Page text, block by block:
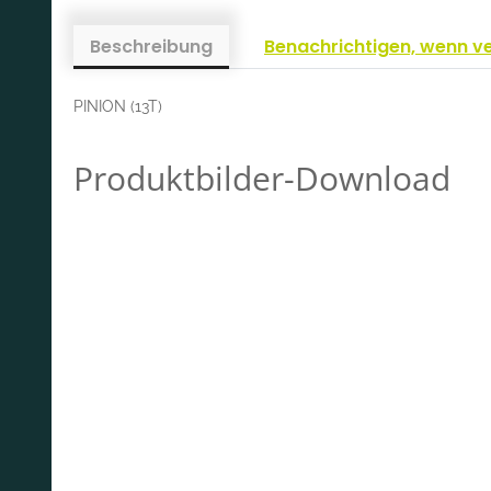
Beschreibung Benachrichtigen, wenn
PINION (13T)
Produktbilder-Download